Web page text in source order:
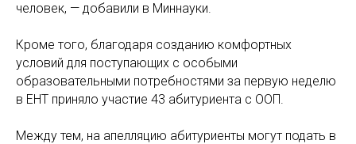
человек, — добавили в Миннауки.
Кроме того, благодаря созданию комфортных
условий для поступающих с особыми
образовательными потребностями за первую неделю
в ЕНТ приняло участие 43 абитуриента с ООП.
Между тем, на апелляцию абитуриенты могут подать в